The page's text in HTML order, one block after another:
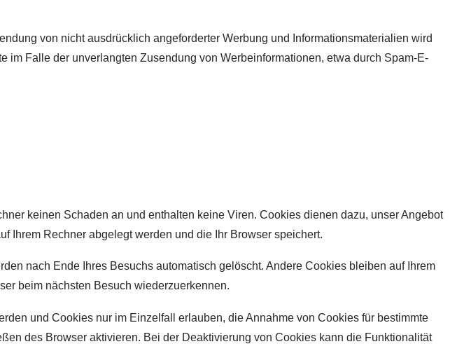
von nicht ausdrücklich angeforderter Werbung und Informationsmaterialien wird
Falle der unverlangten Zusendung von Werbeinformationen, etwa durch Spam-E-
keinen Schaden an und enthalten keine Viren. Cookies dienen dazu, unser Angebot
Ihrem Rechner abgelegt werden und die Ihr Browser speichert.
nach Ende Ihres Besuchs automatisch gelöscht. Andere Cookies bleiben auf Ihrem
beim nächsten Besuch wiederzuerkennen.
und Cookies nur im Einzelfall erlauben, die Annahme von Cookies für bestimmte
des Browser aktivieren. Bei der Deaktivierung von Cookies kann die Funktionalität